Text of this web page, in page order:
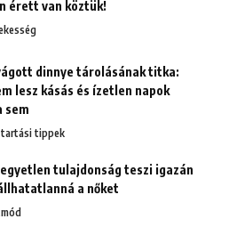
érett van köztük!
dinnye tárolásának titka:
lesz kásás és ízetlen napok
sem
tippek
egyetlen tulajdonság teszi igazán
a nőket